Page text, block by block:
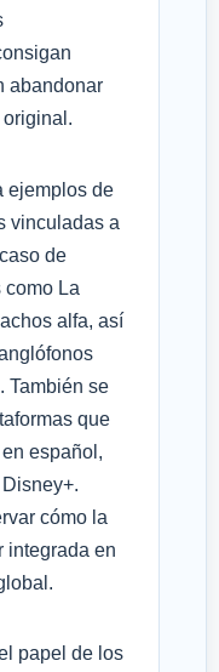
abandonar
ejemplos de
vinculadas a
de
como La
alfa, así
También se
que
español,
cómo la
integrada en
papel de los